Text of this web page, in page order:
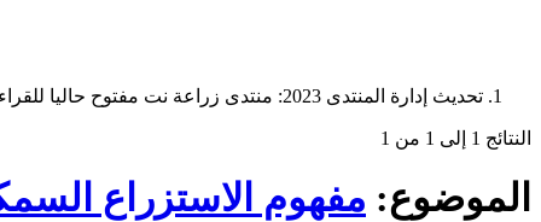
تحديث إدارة المنتدى 2023: منتدى زراعة نت مفتوح حاليا للقراءة فقط، ولا يقبل مشاركات جديدة. يمكنكم استخدام الشريط الظاهر أعلاه للبحث في كافة مواضيع المدوّنة والمنتدى.
النتائج 1 إلى 1 من 1
الموضوع: مفهوم الاستزراع